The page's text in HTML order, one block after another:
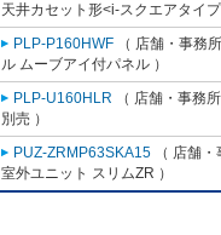
天井カセット形<i-スクエアタイ
PLP-P160HWF （ 店舗・事務
ル ムーブアイ付パネル ）
PLP-U160HLR （ 店舗・事務
別売 ）
PUZ-ZRMP63SKA15 （ 店舗
室外ユニット スリムZR ）